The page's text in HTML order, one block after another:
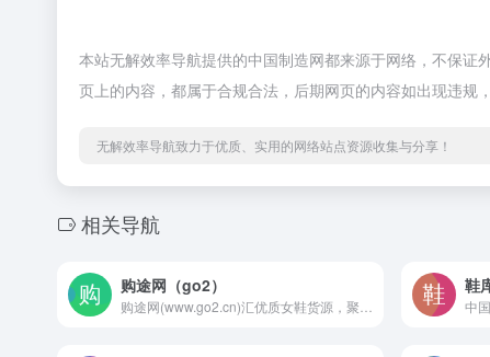
本站无解效率导航提供的中国制造网都来源于网络，不保
页上的内容，都属于合规合法，后期网页的内容如出现违规
无解效率导航致力于优质、实用的网络站点资源收集与分享！
相关导航
购途网（go2） 鞋